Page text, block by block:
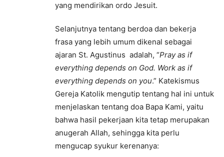
yang mendirikan ordo Jesuit.
Selanjutnya tentang berdoa dan bekerja
frasa yang lebih umum dikenal sebagai
ajaran St. Agustinus adalah, “Pray as if
everything depends on God. Work as if
everything depends on you.” Katekismus
Gereja Katolik mengutip tentang hal ini untuk
menjelaskan tentang doa Bapa Kami, yaitu
bahwa hasil pekerjaan kita tetap merupakan
anugerah Allah, sehingga kita perlu
mengucap syukur kerenanya: